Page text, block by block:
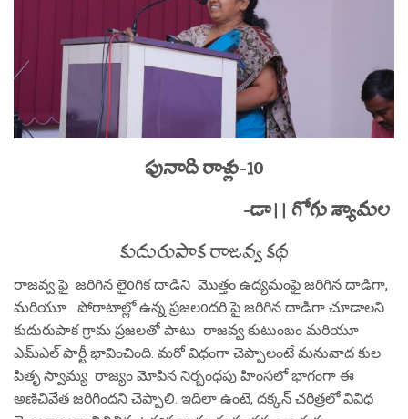
పునాది రాళ్లు-10
-డా|| గోగు శ్యామల
కుదురుపాక రాజవ్వ కథ
రాజవ్వ ఫై జరిగిన లైoగిక దాడిని మొత్తం ఉద్యమంఫై జరిగిన దాడిగా,
మరియూ పోరాటాల్లో ఉన్న ప్రజలoదరి పై జరిగిన దాడిగా చూడాలని
కుదురుపాక గ్రామ ప్రజలతో పాటు రాజవ్వ కుటుంబం మరియూ
ఎమ్ఎల్ పార్టీ భావించింది. మరో విధంగా చెప్పాలంటే మనువాద కుల
పితృ స్వామ్య రాజ్యం మోపిన నిర్బంధపు హింసలో భాగంగా ఈ
అణిచివేత జరిగిందని చెప్పాలి. ఇదిలా ఉంటె, దక్కన్ చరిత్రలో వివిధ